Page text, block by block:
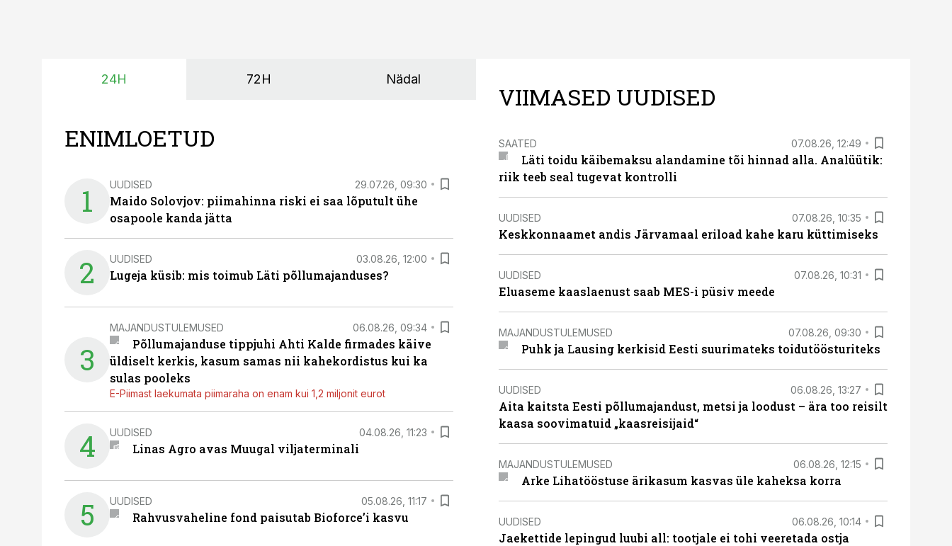
24H 72H Nädal
ENIMLOETUD
1 UUDISED 29.07.26, 09:30
Maido Solovjov: piimahinna riski ei saa lõputult ühe
osapoole kanda jätta
2 UUDISED 03.08.26, 12:00
Lugeja küsib: mis toimub Läti põllumajanduses?
3
MAJANDUSTULEMUSED 06.08.26, 09:34
Põllumajanduse tippjuhi Ahti Kalde firmades käive
üldiselt kerkis, kasum samas nii kahekordistus kui ka
sulas pooleks
E-Piimast laekumata piimaraha on enam kui 1,2 miljonit eurot
4 UUDISED 04.08.26, 11:23
Linas Agro avas Muugal viljaterminali
5 UUDISED 05.08.26, 11:17
Rahvusvaheline fond paisutab Bioforce’i kasvu
VIIMASED UUDISED
SAATED 07.08.26, 12:49
Läti toidu käibemaksu alandamine tõi hinnad alla. Analüütik:
riik teeb seal tugevat kontrolli
UUDISED 07.08.26, 10:35
Keskkonnaamet andis Järvamaal eriload kahe karu küttimiseks
UUDISED 07.08.26, 10:31
Eluaseme kaaslaenust saab MES-i püsiv meede
MAJANDUSTULEMUSED 07.08.26, 09:30
Puhk ja Lausing kerkisid Eesti suurimateks toidutöösturiteks
UUDISED 06.08.26, 13:27
Aita kaitsta Eesti põllumajandust, metsi ja loodust – ära too reisilt
kaasa soovimatuid „kaasreisijaid“
MAJANDUSTULEMUSED 06.08.26, 12:15
Arke Lihatööstuse ärikasum kasvas üle kaheksa korra
UUDISED 06.08.26, 10:14
Jaekettide lepingud luubi all: tootjale ei tohi veeretada ostja